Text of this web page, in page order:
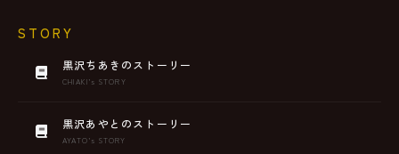
STORY
黒沢ちあきのストーリー
CHIAKI’s STORY
黒沢あやとのストーリー
AYATO’s STORY